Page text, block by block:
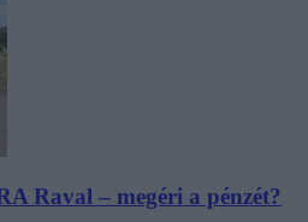
Raval – megéri a pénzét?